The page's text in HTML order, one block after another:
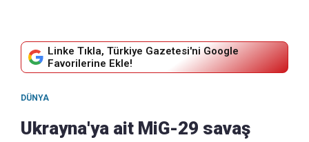
Linke Tıkla, Türkiye Gazetesi'ni Google
Favorilerine Ekle!
DÜNYA
Ukrayna'ya ait MiG-29 savaş